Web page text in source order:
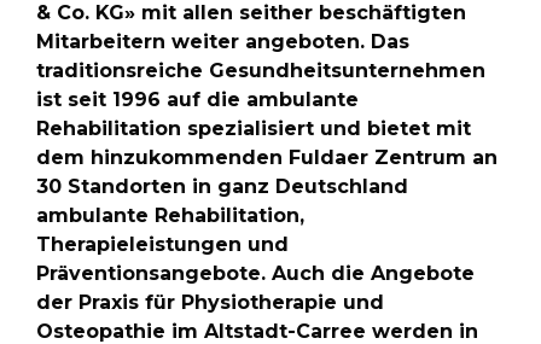
& Co. KG» mit allen seither beschäftigten
Mitarbeitern weiter angeboten. Das
traditionsreiche Gesundheitsunternehmen
ist seit 1996 auf die ambulante
Rehabilitation spezialisiert und bietet mit
dem hinzukommenden Fuldaer Zentrum an
30 Standorten in ganz Deutschland
ambulante Rehabilitation,
Therapieleistungen und
Präventionsangebote. Auch die Angebote
der Praxis für Physiotherapie und
Osteopathie im Altstadt-Carree werden in